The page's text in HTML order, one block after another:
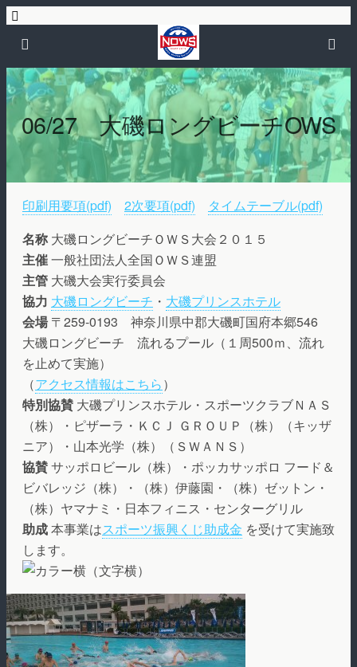
06/27 大磯ロングビーチOWS
印刷用要項(pdf) 2次要項(pdf)
タイムテーブル(pdf)
名称 大磯ロングビーチＯＷＳ大会２０１５
主催一般社団法人全国ＯＷＳ連盟
主管 大磯大会実行委員会
協力 大磯ロングビーチ ・ 大磯プリンスホテル
会場〒259-0193 神奈川県中郡大磯町国府本郷546
大磯ロングビーチ 流れるプール（１周500ｍ、流れ
を止めて実施）
（アクセス情報はこちら）
特別協賛 大磯プリンスホテル・スポーツクラブＮＡＳ
（株）・ピザーラ・ＫＣＪ ＧＲＯＵＰ（株）（キッザ
ニア）・山本光学（株）（ＳＷＡＮＳ）
協賛サッポロビール（株）・ポッカサッポロ フード＆
ビバレッジ（株）・（株）伊藤園・（株）ゼットン・
（株）ヤマナミ・日本フィニス・センターグリル
助成本事業はスポーツ振興くじ助成金 を受けて実施致
します。